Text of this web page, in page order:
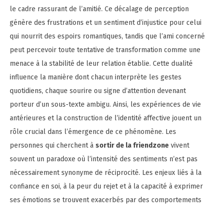
le cadre rassurant de l’amitié. Ce décalage de perception
génère des frustrations et un sentiment d’injustice pour celui
qui nourrit des espoirs romantiques, tandis que l’ami concerné
peut percevoir toute tentative de transformation comme une
menace à la stabilité de leur relation établie. Cette dualité
influence la manière dont chacun interprète les gestes
quotidiens, chaque sourire ou signe d’attention devenant
porteur d’un sous-texte ambigu. Ainsi, les expériences de vie
antérieures et la construction de l’identité affective jouent un
rôle crucial dans l’émergence de ce phénomène. Les
personnes qui cherchent à sortir de la friendzone vivent
souvent un paradoxe où l’intensité des sentiments n’est pas
nécessairement synonyme de réciprocité. Les enjeux liés à la
confiance en soi, à la peur du rejet et à la capacité à exprimer
ses émotions se trouvent exacerbés par des comportements